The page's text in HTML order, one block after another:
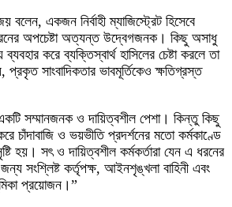
একজন নির্বাহী ম্যাজিস্ট্রেট হিসেবে
অপচেষ্টা অত্যন্ত উদ্বেগজনক। কিছু অসাধু
করে ব্যক্তিস্বার্থ হাসিলের চেষ্টা করলে তা
প্রকৃত সাংবাদিকতার ভাবমূর্তিকেও ক্ষতিগ্রস্ত
একটি সম্মানজনক ও দায়িত্বশীল পেশা। কিন্তু কিছু
চাঁদাবাজি ও ভয়ভীতি প্রদর্শনের মতো কর্মকাণ্ডে
হয়। সৎ ও দায়িত্বশীল কর্মকর্তারা যেন এ ধরনের
সংশ্লিষ্ট কর্তৃপক্ষ, আইনশৃঙ্খলা বাহিনী এবং
প্রয়োজন।”